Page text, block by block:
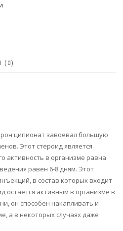
(0)
ципионат завоевал большую
Этот стероид является
активность в организме равна
равен 6-8 дням. Этот
в состав которых входит
остается активным в организме в
он способен накапливать и
а в некоторых случаях даже